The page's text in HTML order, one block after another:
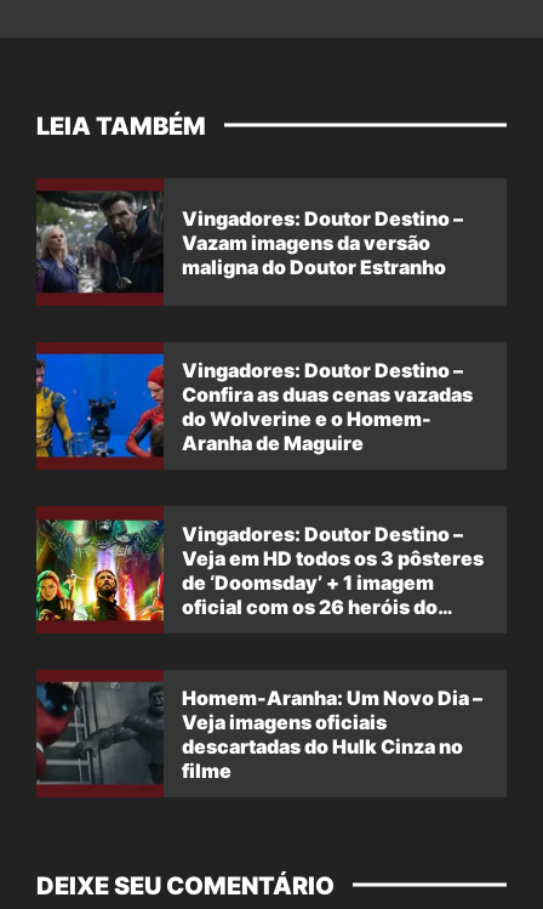
LEIA TAMBÉM
Vingadores: Doutor Destino –
Vazam imagens da versão
maligna do Doutor Estranho
Vingadores: Doutor Destino –
Confira as duas cenas vazadas
do Wolverine e o Homem-
Aranha de Maguire
Vingadores: Doutor Destino –
Veja em HD todos os 3 pôsteres
de ‘Doomsday’ + 1 imagem
oficial com os 26 heróis do
Homem-Aranha: Um Novo Dia –
Veja imagens oficiais
descartadas do Hulk Cinza no
filme
DEIXE SEU COMENTÁRIO